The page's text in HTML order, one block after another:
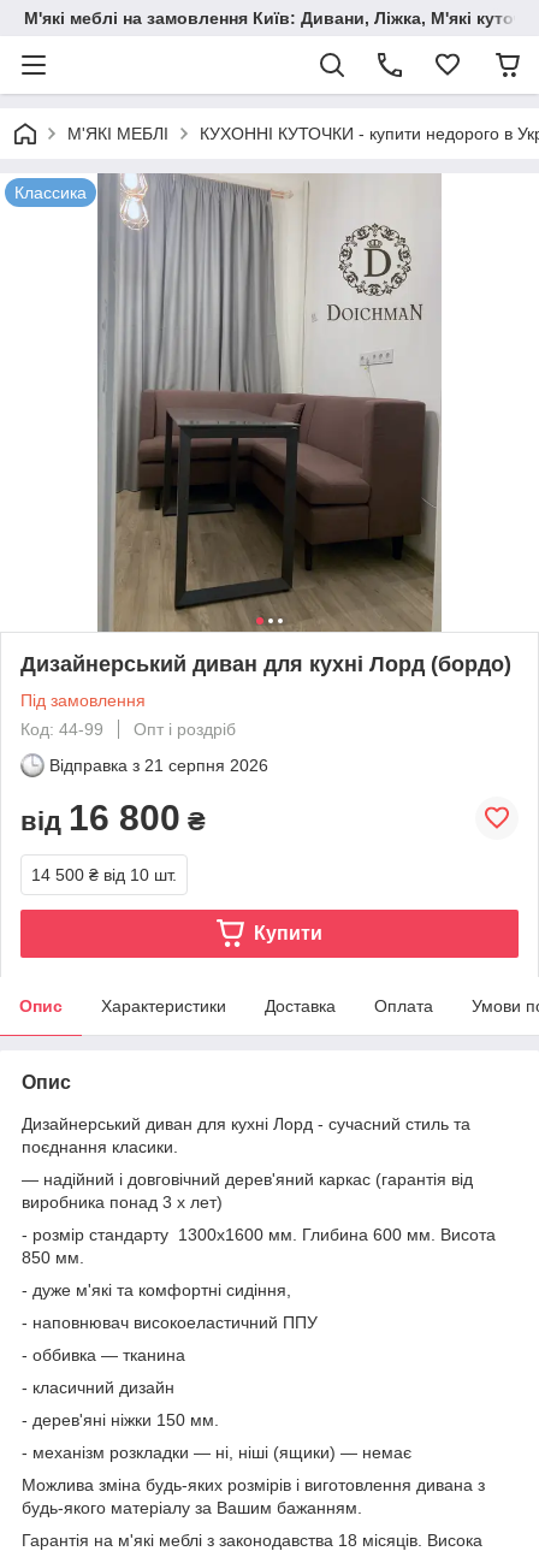
М'які меблі на замовлення Київ: Дивани, Ліжка, М'які
М'ЯКІ МЕБЛІ КУХОННІ КУТОЧКИ - купити недорого в
Классика
Дизайнерський диван для кухні Лорд (бордо)
Під замовлення
Код: 44-99
Опт і роздріб
Відправка з 21 серпня 2026
від 16 800 ₴
14 500 ₴ від 10 шт.
Купити
Опис Характеристики Доставка Оплата Умови
Опис
Дизайнерський диван для кухні Лорд - сучасний стиль та
поєднання класики.
— надійний і довговічний дерев'яний каркас (гарантія від
виробника понад 3 х лет)
- розмір стандарту 1300х1600 мм. Глибина 600 мм. Висота
850 мм.
- дуже м'які та комфортні сидіння,
- наповнювач високоеластичний ППУ
- оббивка — тканина
- класичний дизайн
- дерев'яні ніжки 150 мм.
- механізм розкладки — ні, ніші (ящики) — немає
Можлива зміна будь-яких розмірів і виготовлення дивана з
будь-якого матеріалу за Вашим бажанням.
Гарантія на м'які меблі з законодавства 18 місяців. Висока